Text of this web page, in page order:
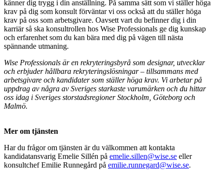
känner dig trygg i din anställning. På samma sätt som vi ställer höga
krav på dig som konsult förväntar vi oss också att du ställer höga
krav på oss som arbetsgivare. Oavsett vart du befinner dig i din
karriär så ska konsultrollen hos Wise Professionals ge dig kunskap
och erfarenhet som du kan bära med dig på vägen till nästa
spännande utmaning.
Wise Professionals är en rekryteringsbyrå som designar, utvecklar
och erbjuder hållbara rekryteringslösningar – tillsammans med
arbetsgivare och kandidater som ställer höga krav. Vi arbetar på
uppdrag av några av Sveriges starkaste varumärken och du hittar
oss idag i Sveriges storstadsregioner Stockholm, Göteborg och
Malmö.
Mer om tjänsten
Har du frågor om tjänsten är du välkommen att kontakta
kandidatansvarig Emelie Sillén på emelie.sillen@wise.se eller
konsultchef Emilie Runnegård på emilie.runnegard@wise.se.